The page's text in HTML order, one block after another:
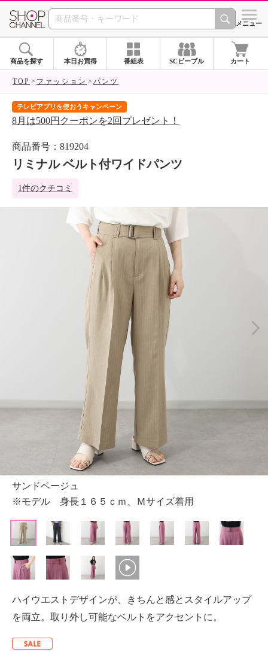
SHOP CHANNEL シメニュー
商品を探す 本日お買得 番組表 SCピープル カート
TOP ファッション パンツ
テレビアプリを使おうキャンペーン
8月は500円クーポンを2回プレゼント！
商品番号：819204
リミナル ベルト付ワイドパンツ
1件のクチコミ
サンドベージュ
※モデル 身長１６５ｃｍ、Ｍサイズ着用
ハイウエストデザインが、きちんと感とスタイルアップ
を両立。取り外し可能なベルトをアクセントに。